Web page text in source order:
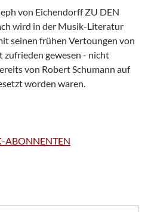
von Eichendorff ZU DEN
wird in der Musik-Literatur
seinen frühen Vertoungen von
gewesen - nicht
von Robert Schumann auf
worden waren.
ABONNENTEN